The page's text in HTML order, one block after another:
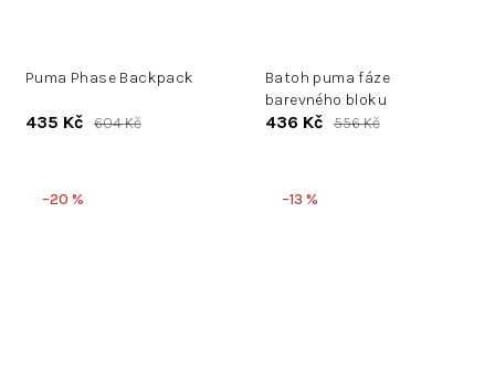
Puma Phase Backpack
435 Kč 604 Kč
Batoh puma fáze
barevného bloku
436 Kč 556 Kč
–20 % –13 %